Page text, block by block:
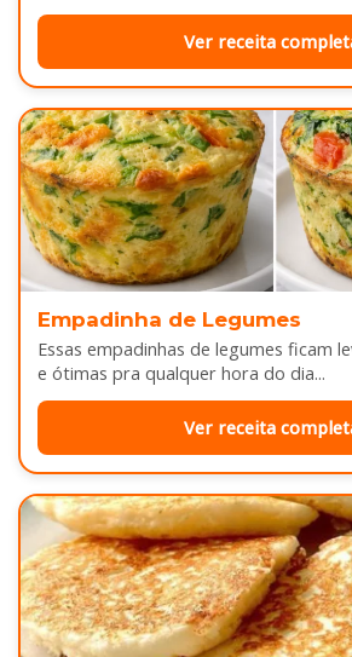
Ver receita
Empadinha de Legumes
Essas empadinhas de legumes ficam
e ótimas pra qualquer hora do dia...
Ver receita